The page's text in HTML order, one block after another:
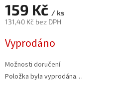
159 Kč / ks
131,40 Kč bez DPH
cena:
Vyprodáno
Možnosti doručení
Položka byla vyprodána…